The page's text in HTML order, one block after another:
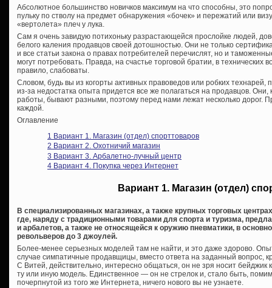
Абсолютное большинство новичков максимум на что способны, это
пульку по стволу на предмет обнаружения «бочек» и пережатий или
«вертолета» плеч у лука.
Сам я очень завидую потихоньку разрастающейся прослойке людей,
белого каления продавцов своей дотошностью. Они не только
и все статьи закона о правах потребителей перечислят, но и
могут потребовать. Правда, на счастье торговой братии, в технических
правило, слабоваты.
Словом, будь вы из когорты активных правоведов или робких технарей,
из-за недостатка опыта придется все же полагаться на продавцов. Они,
работы, бывают разными, поэтому перед нами лежат несколько дорог.
каждой.
Оглавление
1 Вариант 1. Магазин (отдел) спорттоваров
2 Вариант 2. Охотничий магазин
3 Вариант 3. Арбалетно-лучный центр
4 Вариант 4. Покупка через Интернет
Вариант 1. Магазин (отдел)
В специализированных магазинах, а также крупных торговых
где, наряду с традиционными товарами для спорта и туризма,
и арбалетов, а также не относящейся к оружию пневматики, в
револьверов до 3 джоулей.
Более-менее серьезных моделей там не найти, и это даже здорово.
случае симпатичные продавщицы, вместо ответа на заданный вопрос,
С Витей, действительно, интересно общаться, он не зря носит бейджик
ту или иную модель. Единственное — он не стрелок и, стало быть,
почерпнутой из того же Интернета, ничего нового вы не узнаете.